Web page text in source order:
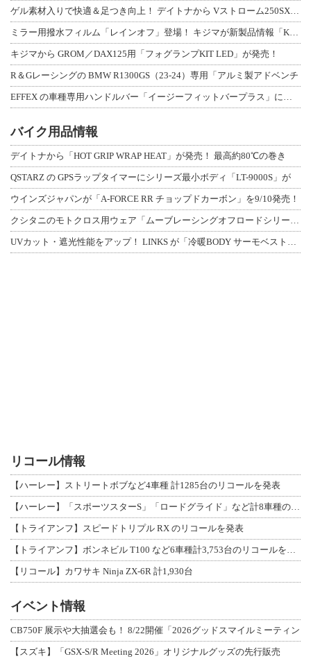
キジマから GROM／DAX125用「フォグランプKIT LED」が発売！
R＆Gレーシングの BMW R1300GS（23-24）専用「アルミ製アドベンチ
バイク用品情報
デイトナから「HOT GRIP WRAP HEAT」が発売！ 最高約80℃の巻き
QSTARZ の GPSラップタイマーにシリーズ最小ボディ「LT-9000S」が
ウインズジャパンが「A-FORCE RR チョップドカーボン」を9/10発売！
リコール情報
【ハーレー】ストリートボブなど4車種 計1285台のリコールを発表
【トライアンフ】スピードトリプル RX のリコールを発表
【リコール】カワサキ Ninja ZX-6R 計1,930台
イベント情報
CB750F 展示や大抽選会も！ 8/22開催「2026グッドスマイルミーティン
【スズキ】「GSX-S/R Meeting 2026」オリジナルグッズの先行販売